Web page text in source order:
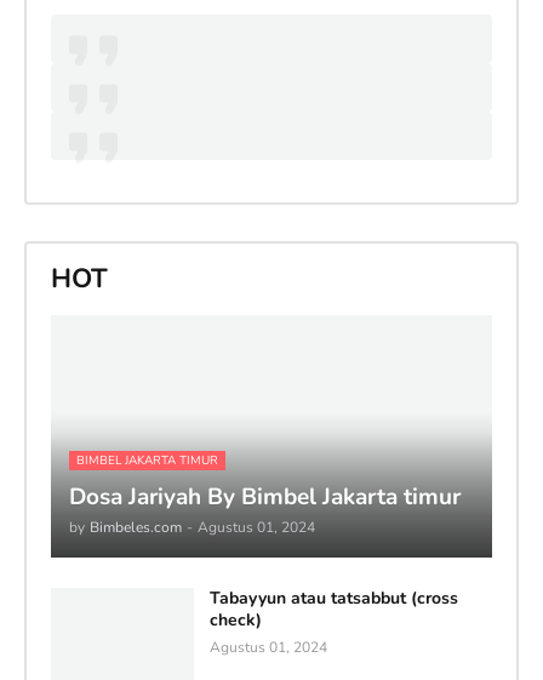
HOT
BIMBEL JAKARTA TIMUR
Dosa Jariyah By Bimbel Jakarta timur
by Bimbeles.com - Agustus 01, 2024
Tabayyun atau tatsabbut (cross
check)
Agustus 01, 2024